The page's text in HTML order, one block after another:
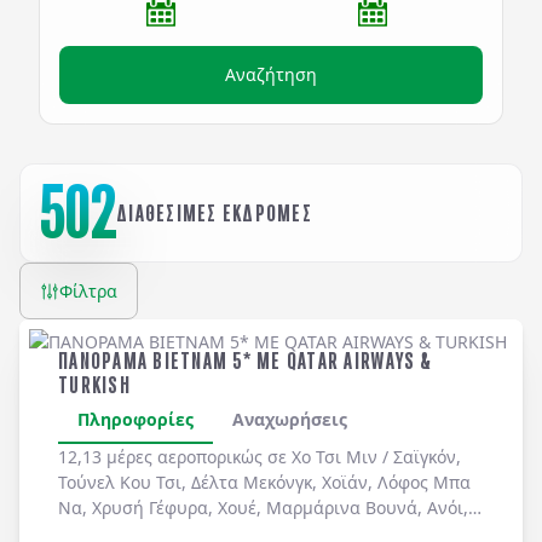
Αναζήτηση
502ΔΙΑΘΕΣΙΜΕΣ ΕΚΔΡΟΜΕΣ
Φίλτρα
ΠΑΝΟΡΑΜΑ ΒΙΕΤΝΑΜ 5* ME QATAR AIRWAYS &
TURKISH
Πληροφορίες
Αναχωρήσεις
12,13 μέρες αεροπορικώς σε Χο Τσι Μιν / Σαϊγκόν,
Τούνελ Κου Τσι, Δέλτα Μεκόνγκ, Χοϊάν, Λόφος Μπα
Να, Χρυσή Γέφυρα, Χουέ, Μαρμάρινα Βουνά, Ανόι,